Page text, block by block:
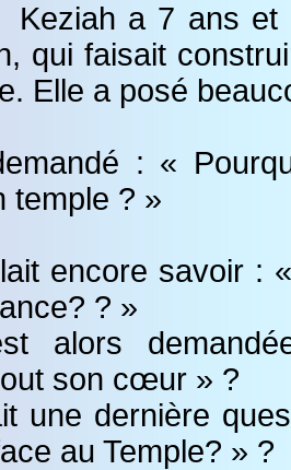
Keziah a 7 ans et
qui faisait
Elle a posé
: «
temple ? »
encore savoir :
? »
alors
son cœur » ?
une dernière
au Temple? » ?